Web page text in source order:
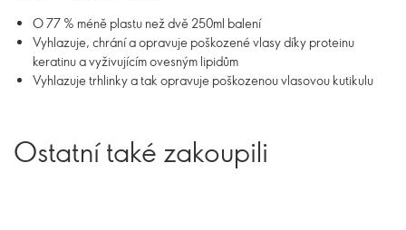
O 77 % méně plastu než dvě 250ml balení
Vyhlazuje, chrání a opravuje poškozené vlasy díky proteinu
keratinu a vyživujícím ovesným lipidům
Vyhlazuje trhlinky a tak opravuje poškozenou vlasovou kutikulu
Ostatní také zakoupili